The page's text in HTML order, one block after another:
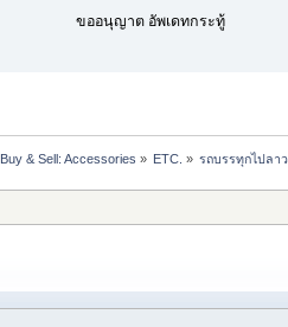
ขออนุญาต อัพเดทกระทู้
Buy & Sell: Accessories » ETC. » รถบรรทุกไปลา